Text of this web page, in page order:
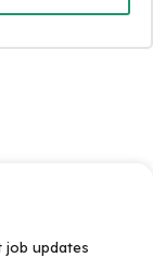
job updates